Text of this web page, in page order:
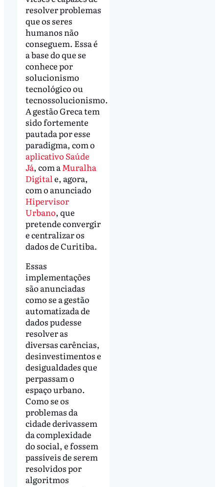
resolver problemas
que os seres
humanos não
conseguem. Essa é
a base do que se
conhece por
solucionismo
tecnológico ou
tecnossolucionismo.
A gestão Greca tem
sido fortemente
pautada por esse
paradigma, com o
aplicativo Saúde
Já, com aMuralha
Digitale, agora,
com o anunciado
Hipervisor
Urbano, que
pretende convergir
e centralizar os
dados de Curitiba.
Essas
implementações
são anunciadas
como se a gestão
automatizada de
dados pudesse
resolver as
diversas carências,
desinvestimentos e
desigualdades que
perpassam o
espaço urbano.
Como se os
problemas da
cidade derivassem
da complexidade
do social, e fossem
passíveis de serem
resolvidos por
algoritmos